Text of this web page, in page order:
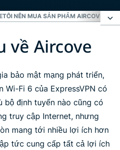
TÔI NÊN MUA SẢN PHẨM AIRCOVE
cùng Aircove
nào?
về Aircove
bảo mật mạng phát triển,
Wi-Fi 6 của ExpressVPN có
bộ định tuyến nào cũng có
truy cập Internet, nhưng
mang tới nhiều lợi ích hơn
tức cung cấp tất cả lợi ích